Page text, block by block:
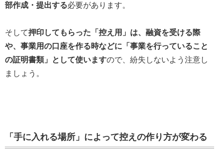
部作成・提出する必要があります。
そして押印してもらった「控え用」は、融資を受ける際
や、事業用の口座を作る時などに「事業を行っていること
の証明書類」として使いますので、紛失しないよう注意し
ましょう。
「手に入れる場所」によって控えの作り方が変わる